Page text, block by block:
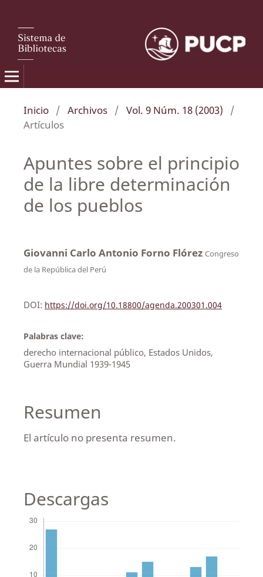
Inicio / Archivos / Vol. 9 Núm. 18 (2003)
/
Artículos
Apuntes sobre el principio
de la libre determinación
de los pueblos
Giovanni Carlo Antonio Forno Flórez Congreso
de la República del Perú
DOI: https://doi.org/10.18800/agenda.200301.004
Palabras clave:
derecho internacional público, Estados Unidos,
Guerra Mundial 1939-1945
Resumen
El artículo no presenta resumen.
Descargas